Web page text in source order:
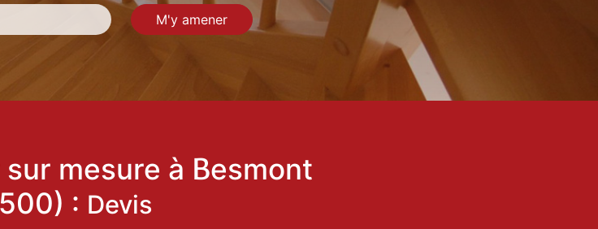
M'y amener
mesure à Besmont
: Devis